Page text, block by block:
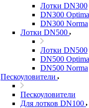
Лотки DN300
DN300
DN300 Norma
Лотки DN500
Лотки DN500
DN500
DN500 Norma
Пескоуловители
Пескоуловители
Для лотков DN100